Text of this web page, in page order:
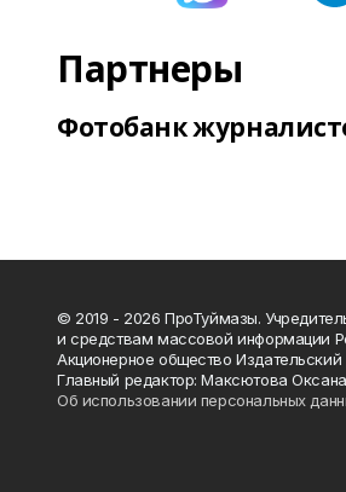
Партнеры
Фотобанк
© 2019 - 2026 ПроТуймазы.
и средствам массовой информации
Акционерное общество
Главный редактор: Максютова
Об использовании персональных